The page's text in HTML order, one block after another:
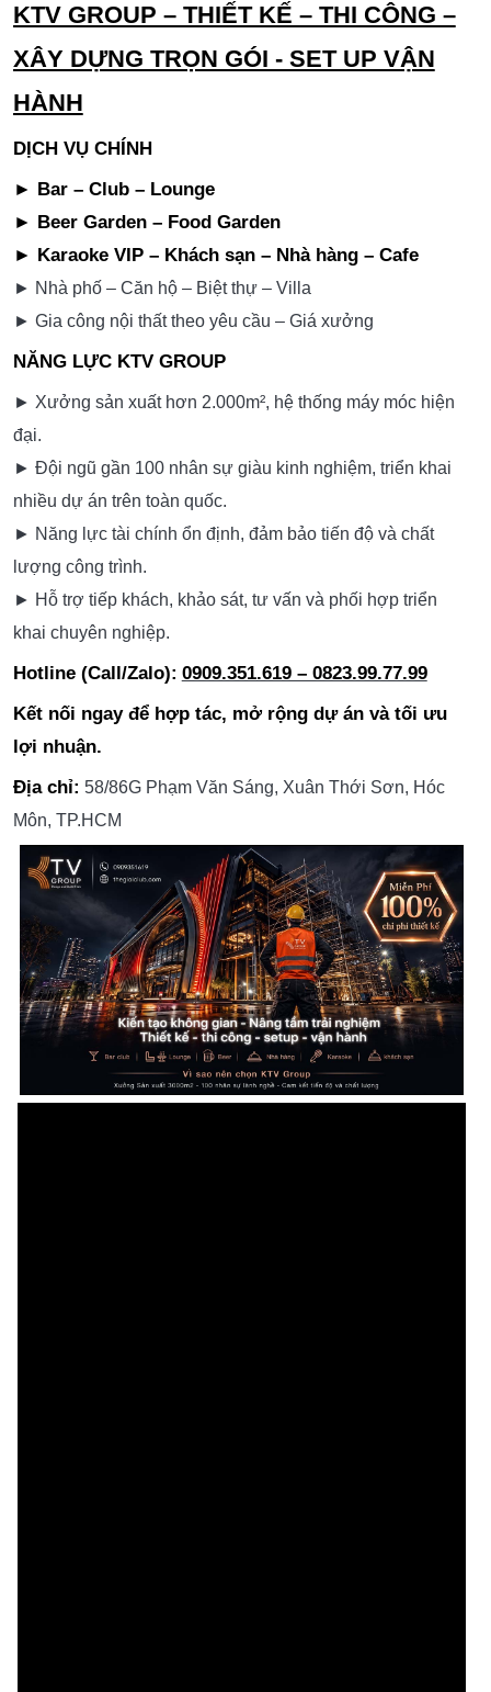
KTV GROUP – THIẾT KẾ – THI CÔNG –
XÂY DỰNG TRỌN GÓI - SET UP VẬN
HÀNH
DỊCH VỤ CHÍNH
► Bar – Club – Lounge
► Beer Garden – Food Garden
► Karaoke VIP – Khách sạn – Nhà hàng – Cafe
► Nhà phố – Căn hộ – Biệt thự – Villa
► Gia công nội thất theo yêu cầu – Giá xưởng
NĂNG LỰC KTV GROUP
► Xưởng sản xuất hơn 2.000m², hệ thống máy móc hiện
đại.
► Đội ngũ gần 100 nhân sự giàu kinh nghiệm, triển khai
nhiều dự án trên toàn quốc.
► Năng lực tài chính ổn định, đảm bảo tiến độ và chất
lượng công trình.
► Hỗ trợ tiếp khách, khảo sát, tư vấn và phối hợp triển
khai chuyên nghiệp.
Hotline (Call/Zalo): 0909.351.619 – 0823.99.77.99
Kết nối ngay để hợp tác, mở rộng dự án và tối ưu
lợi nhuận.
Địa chỉ: 58/86G Phạm Văn Sáng, Xuân Thới Sơn, Hóc
Môn, TP.HCM